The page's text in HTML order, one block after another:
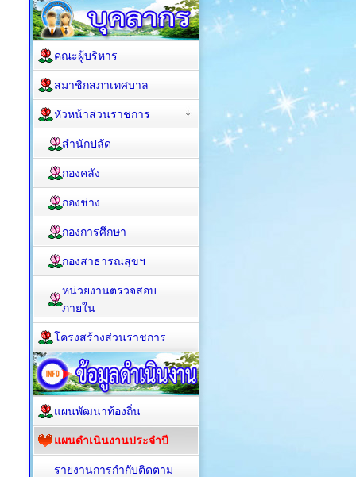
คณะผู้บริหาร
สมาชิกสภาเทศบาล
หัวหน้าส่วนราชการ
สำนักปลัด
กองคลัง
กองช่าง
กองการศึกษา
กองสาธารณสุขฯ
หน่วยงานตรวจสอบ
ภายใน
โครงสร้างส่วนราชการ
แผนพัฒนาท้องถิ่น
แผนดำเนินงานประจำปี
รายงานการกำกับติดตาม